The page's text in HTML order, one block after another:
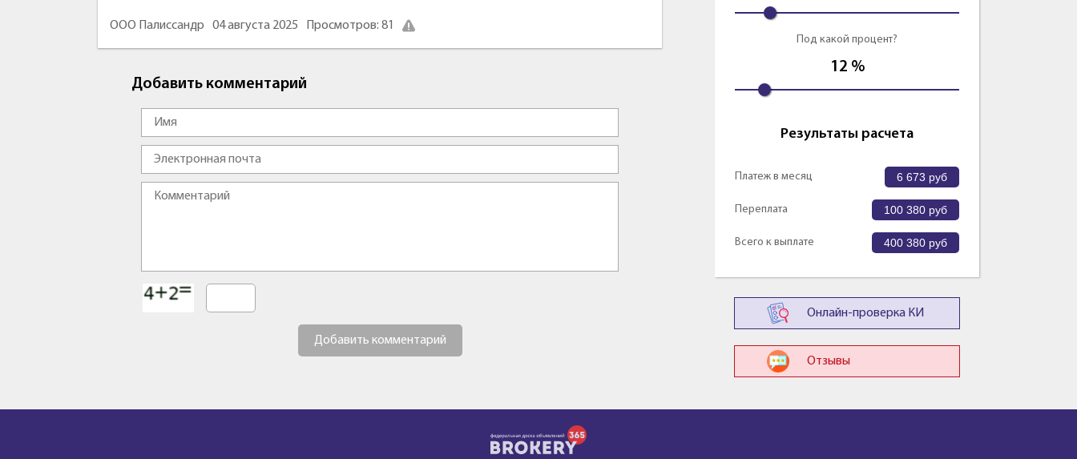
ООО Палиссандр 04 августа 2025 Просмотров: 81
Добавить комментарий
Добавить комментарий
Под какой процент?
12 %
Результаты расчета
Платеж в месяц 6 673 руб
Переплата 100 380 руб
Всего к выплате 400 380 руб
Онлайн-проверка КИ
Отзывы